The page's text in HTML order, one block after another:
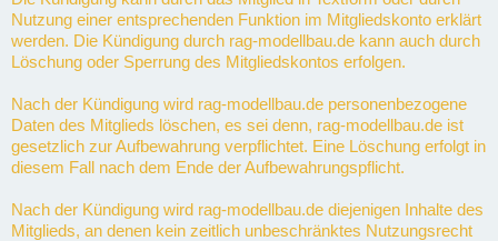
Nutzung einer entsprechenden Funktion im Mitgliedskonto erklärt
werden. Die Kündigung durch rag-modellbau.de kann auch durch
Löschung oder Sperrung des Mitgliedskontos erfolgen.
Nach der Kündigung wird rag-modellbau.de personenbezogene
Daten des Mitglieds löschen, es sei denn, rag-modellbau.de ist
gesetzlich zur Aufbewahrung verpflichtet. Eine Löschung erfolgt in
diesem Fall nach dem Ende der Aufbewahrungspflicht.
Nach der Kündigung wird rag-modellbau.de diejenigen Inhalte des
Mitglieds, an denen kein zeitlich unbeschränktes Nutzungsrecht